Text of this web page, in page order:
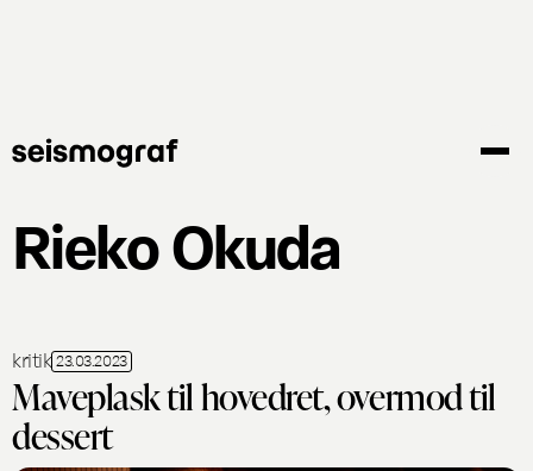
Rieko Okuda
kritik 23.03.2023
Maveplask til hovedret, overmod til
dessert